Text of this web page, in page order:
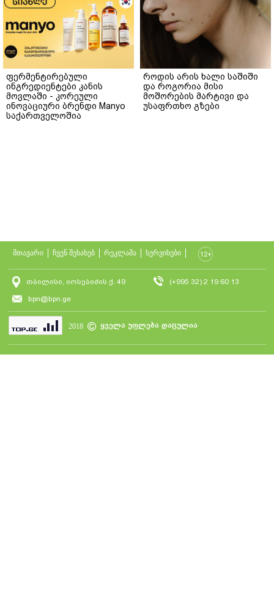
ფერმენტირებული
ინგრედიენტები კანის
მოვლაში - კორეული
ინოვაციური ბრენდი Manyo
საქართველოშია
როდის არის ხალი საშიში
და როგორია მისი
მოშორების მარტივი და
უსაფრთხო გზები
მთავარი ჩვენ შესახებ რეკლამა სერვისები
თბილისი, იოსებიძის ქ. 49
(+995 32) 2 19 60 13
bpn@bpn.ge
2018 ყველა უფლება დაცულია